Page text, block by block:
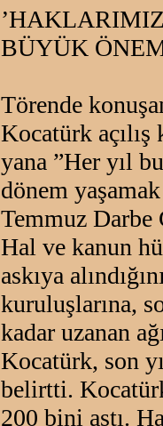
BÜYÜK
Törende
Kocatürk açılış
yana ”Her yıl
dönem
Temmuz Darbe
Hal ve kanun
askıya
kuruluşlarına,
kadar uzanan
Kocatürk, son
belirtti.
200 bini aştı.